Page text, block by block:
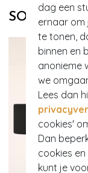
dag een
ernaar om
te tonen,
binnen en
anonieme
we
Lees dan
cookies'
Dan
cookies
kunt je